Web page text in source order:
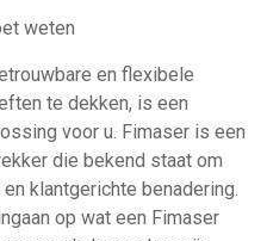
weten
en flexibele
te dekken, is een
voor u. Fimaser is een
die bekend staat om
klantgerichte benadering.
op wat een Fimaser